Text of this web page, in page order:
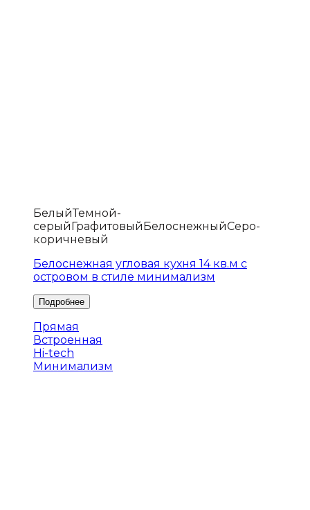
БелыйТемной-
серыйГрафитовыйБелоснежныйСеро-
коричневый
Белоснежная угловая кухня 14 кв.м с
островом в стиле минимализм
Прямая
Встроенная
Hi-tech
Минимализм